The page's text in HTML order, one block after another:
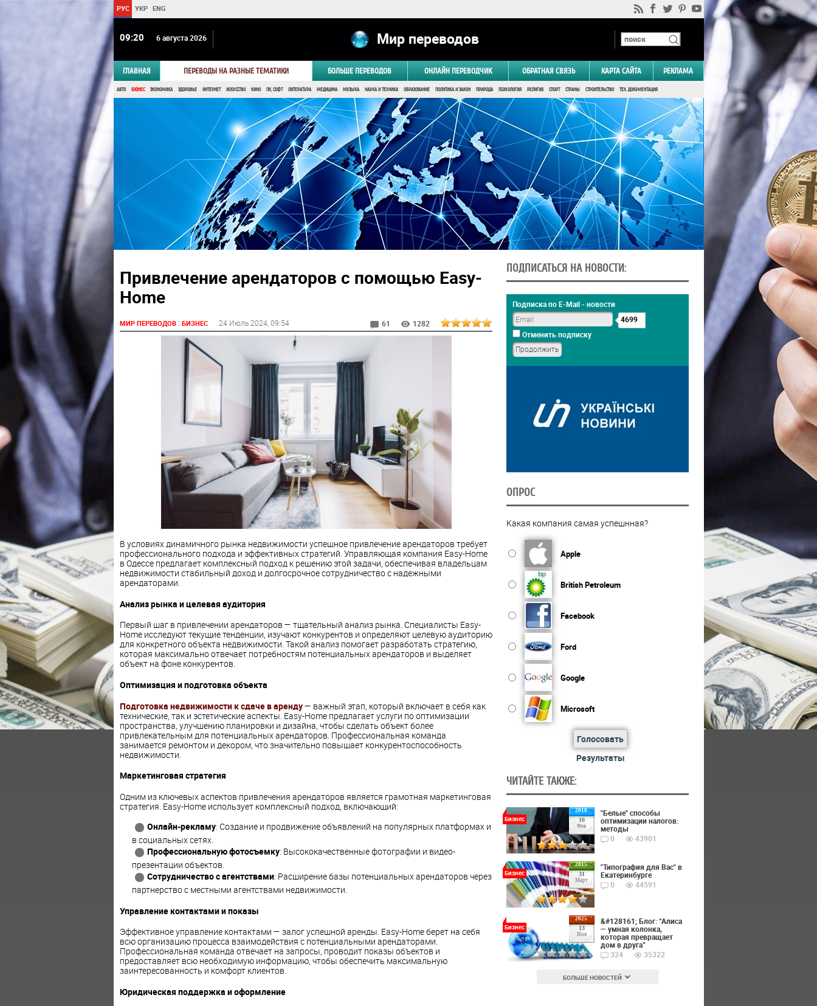
РУС УКР ENG
09 20 6 августа 2026 Мир переводов
ГЛАВНАЯ ПЕРЕВОДЫ НА РАЗНЫЕ ТЕМАТИКИ БОЛЬШЕ ПЕРЕВОДОВ ОНЛАЙН ПЕРЕВОДЧИК ОБРАТНАЯ СВЯЗЬ КАРТА САЙТА РЕКЛАМА
АВТО БИЗНЕС ЭКОНОМИКА ЗДОРОВЬЕ ИНТЕРНЕТ ИСКУССТВО КИНО ПК, СОФТ ЛИТЕРАТУРА МЕДИЦИНА МУЗЫКА НАУКА И ТЕХНИКА ОБРАЗОВАНИЕ ПОЛИТИКА И ЗАКОН ПРИРОДА ПСИХОЛОГИЯ РЕЛИГИЯ СПОРТ СТРАНЫ СТРОИТЕЛЬСТВО ТЕХ. ДОКУМЕНТАЦИЯ
Привлечение арендаторов с помощью Easy-
Home
МИР ПЕРЕВОДОВ: БИЗНЕС 24 Июль 2024, 09:54 61 1282
В условиях динамичного рынка недвижимости успешное привлечение арендаторов требует
профессионального подхода и эффективных стратегий. Управляющая компания Easy-Home
в Одессе предлагает комплексный подход к решению этой задачи, обеспечивая владельцам
недвижимости стабильный доход и долгосрочное сотрудничество с надежными
арендаторами.
Анализ рынка и целевая аудитория
Первый шаг в привлечении арендаторов — тщательный анализ рынка. Специалисты Easy-
Home исследуют текущие тенденции, изучают конкурентов и определяют целевую аудиторию
для конкретного объекта недвижимости. Такой анализ помогает разработать стратегию,
которая максимально отвечает потребностям потенциальных арендаторов и выделяет
объект на фоне конкурентов.
Оптимизация и подготовка объекта
Подготовка недвижимости к сдаче в аренду— важный этап, который включает в себя как
технические, так и эстетические аспекты. Easy-Home предлагает услуги по оптимизации
пространства, улучшению планировки и дизайна, чтобы сделать объект более
привлекательным для потенциальных арендаторов. Профессиональная команда
занимается ремонтом и декором, что значительно повышает конкурентоспособность
недвижимости.
Маркетинговая стратегия
Одним из ключевых аспектов привлечения арендаторов является грамотная маркетинговая
стратегия. Easy-Home использует комплексный подход, включающий:
Онлайн-рекламу: Создание и продвижение объявлений на популярных платформах и
в социальных сетях.
Профессиональную фотосъемку: Высококачественные фотографии и видео-
презентации объектов.
Сотрудничество с агентствами: Расширение базы потенциальных арендаторов через
партнерство с местными агентствами недвижимости.
Управление контактами и показы
Эффективное управление контактами — залог успешной аренды. Easy-Home берет на себя
всю организацию процесса взаимодействия с потенциальными арендаторами.
Профессиональная команда отвечает на запросы, проводит показы объектов и
предоставляет всю необходимую информацию, чтобы обеспечить максимальную
заинтересованность и комфорт клиентов.
Юридическая поддержка и оформление
ПОДПИСАТЬСЯ НА НОВОСТИ:
Подписка по E-Mail - новости
4699
Отменить подписку
ОПРОС
Какая компания самая успешнная?
Apple
British Petroleum
Facebook
Ford
Google
Microsoft
Голосовать
Результаты
ЧИТАЙТЕ ТАКЖЕ:
2018
10
Фев
Бизнес
"Белые" способы
оптимизации налогов:
методы
0
43901
2015
31
Март
Бизнес
"Типография для Вас" в
Екатеринбурге
0
44591
2025
13
Ноя
Бизнес
&#128161; Блог: “Алиса
— умная колонка,
которая превращает
дом в друга”
324
35322
БОЛЬШЕ НОВОСТЕЙ